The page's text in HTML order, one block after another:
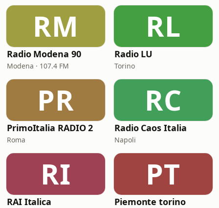
RM
Radio Modena 90
Modena · 107.4 FM
RL
Radio LU
Torino
PR
PrimoItalia RADIO 2
Roma
RC
Radio Caos Italia
Napoli
RI
RAI Italica
PT
Piemonte torino